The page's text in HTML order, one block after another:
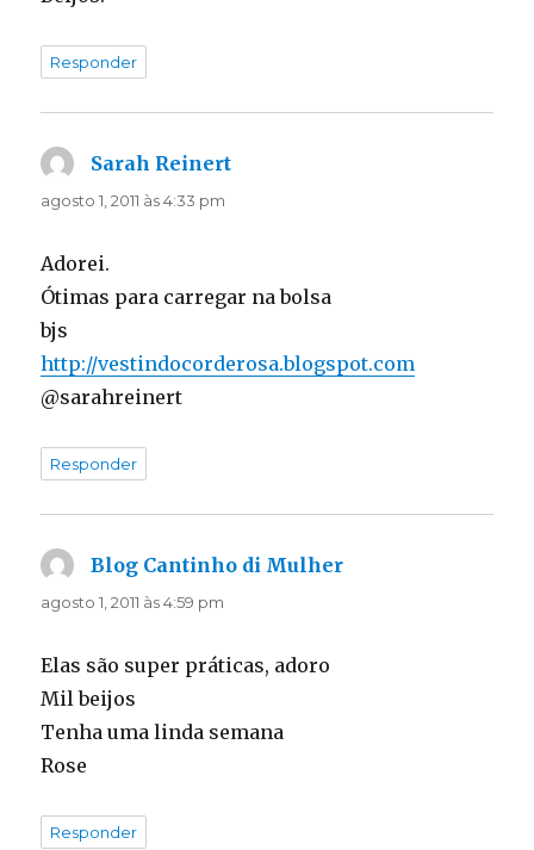
Responder
Sarah Reinert
agosto 1, 2011 às 4:33 pm
Adorei.
Ótimas para carregar na bolsa
bjs
http://vestindocorderosa.blogspot.com
@sarahreinert
Responder
Blog Cantinho di Mulher
agosto 1, 2011 às 4:59 pm
Elas são super práticas, adoro
Mil beijos
Tenha uma linda semana
Rose
Responder